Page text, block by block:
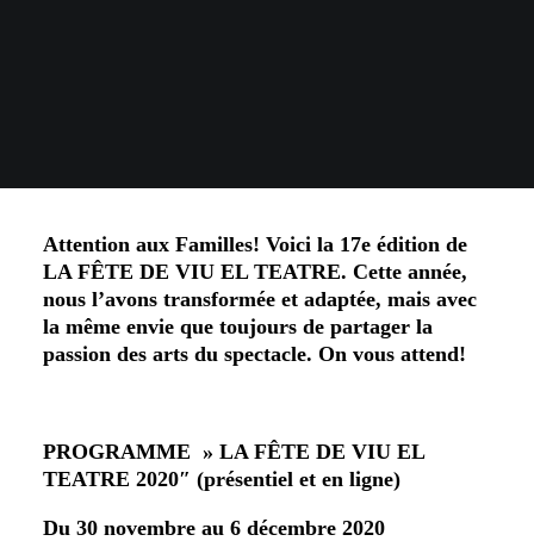
Attention aux Familles! Voici la 17e édition de
LA FÊTE DE VIU EL TEATRE. Cette année,
nous l’avons transformée et adaptée, mais avec
la même envie que toujours de partager la
passion des arts du spectacle. On vous attend!
PROGRAMME » LA FÊTE DE VIU EL
TEATRE 2020″ (présentiel et en ligne)
Du 30 novembre au 6 décembre 2020